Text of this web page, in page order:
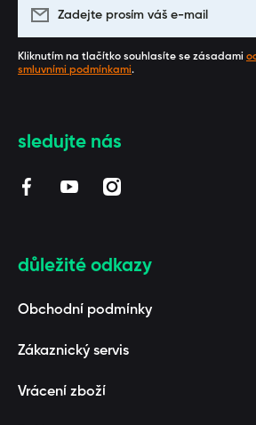
Zadejte prosím váš e-mail
Kliknutím na tlačítko souhlasíte se zásadami
smluvními podmínkami.
sledujte nás
facebookcom/BAAGL/
youtubecom/channel/
instagramcom/
důležité odkazy
Obchodní podmínky
Zákaznický servis
Vrácení zboží